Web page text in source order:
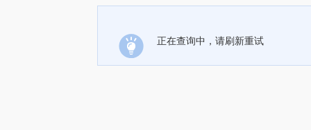
正在查询中，请刷新重试